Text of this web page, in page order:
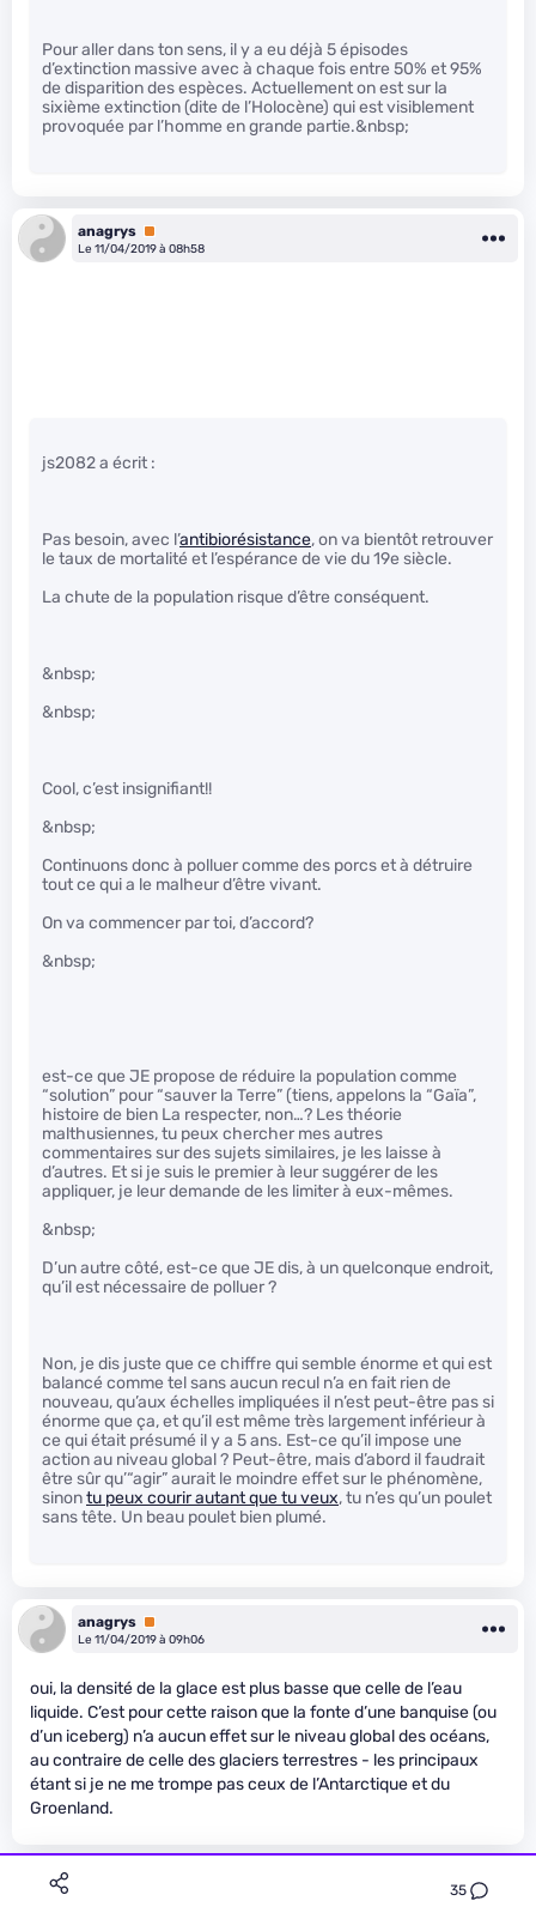
35
Pour aller dans ton sens, il y a eu déjà 5 épisodes
d’extinction massive avec à chaque fois entre 50% et 95%
de disparition des espèces. Actuellement on est sur la
sixième extinction (dite de l’Holocène) qui est visiblement
provoquée par l’homme en grande partie.&nbsp;
anagrys Premium
Le 11/04/2019 à 08h58
js2082 a écrit :
Pas besoin, avec l’antibiorésistance, on va bientôt retrouver
le taux de mortalité et l’espérance de vie du 19e siècle.
La chute de la population risque d’être conséquent.
&nbsp;
&nbsp;
Cool, c’est insignifiant!!
&nbsp;
Continuons donc à polluer comme des porcs et à détruire
tout ce qui a le malheur d’être vivant.
On va commencer par toi, d’accord?
&nbsp;
est-ce que JE propose de réduire la population comme
“solution” pour “sauver la Terre” (tiens, appelons la “Gaïa”,
histoire de bien La respecter, non…? Les théorie
malthusiennes, tu peux chercher mes autres
commentaires sur des sujets similaires, je les laisse à
d’autres. Et si je suis le premier à leur suggérer de les
appliquer, je leur demande de les limiter à eux-mêmes.
&nbsp;
D’un autre côté, est-ce que JE dis, à un quelconque endroit,
qu’il est nécessaire de polluer ?
Non, je dis juste que ce chiffre qui semble énorme et qui est
balancé comme tel sans aucun recul n’a en fait rien de
nouveau, qu’aux échelles impliquées il n’est peut-être pas si
énorme que ça, et qu’il est même très largement inférieur à
ce qui était présumé il y a 5 ans. Est-ce qu’il impose une
action au niveau global ? Peut-être, mais d’abord il faudrait
être sûr qu’“agir” aurait le moindre effet sur le phénomène,
sinontu peux courir autant que tu veux, tu n’es qu’un poulet
sans tête. Un beau poulet bien plumé.
anagrys Premium
Le 11/04/2019 à 09h06
oui, la densité de la glace est plus basse que celle de l’eau
liquide. C’est pour cette raison que la fonte d’une banquise (ou
d’un iceberg) n’a aucun effet sur le niveau global des océans,
au contraire de celle des glaciers terrestres - les principaux
étant si je ne me trompe pas ceux de l’Antarctique et du
Groenland.